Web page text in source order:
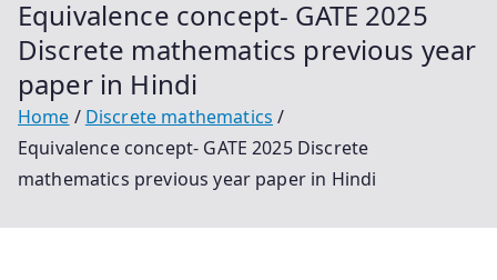
Equivalence concept- GATE 2025
Discrete mathematics previous year
paper in Hindi
Home
Discrete mathematics
Equivalence concept- GATE 2025 Discrete
mathematics previous year paper in Hindi